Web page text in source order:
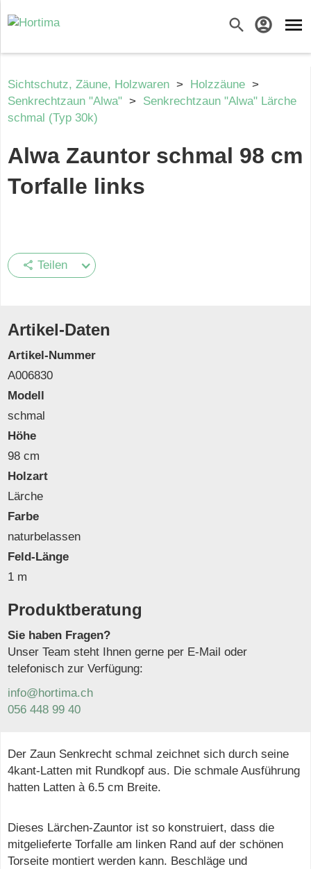
search account_circle menu
Sichtschutz, Zäune, Holzwaren > Holzzäune >
Senkrechtzaun "Alwa" > Senkrechtzaun "Alwa" Lärche
schmal (Typ 30k)
Alwa Zauntor schmal 98 cm
Torfalle links
share Teilen
Artikel-Daten
Artikel-Nummer
A006830
Modell
schmal
Höhe
98 cm
Holzart
Lärche
Farbe
naturbelassen
Feld-Länge
1 m
Produktberatung
Sie haben Fragen?
Unser Team steht Ihnen gerne per E-Mail oder
telefonisch zur Verfügung:
info@hortima.ch
056 448 99 40
Der Zaun Senkrecht schmal zeichnet sich durch seine
4kant-Latten mit Rundkopf aus. Die schmale Ausführung
hatten Latten à 6.5 cm Breite.
Dieses Lärchen-Zauntor ist so konstruiert, dass die
mitgelieferte Torfalle am linken Rand auf der schönen
Torseite montiert werden kann. Beschläge und